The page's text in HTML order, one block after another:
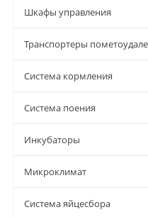
Шкафы управления
Транспортеры
Система кормления
Система поения
Инкубаторы
Микроклимат
Система яйцесбора